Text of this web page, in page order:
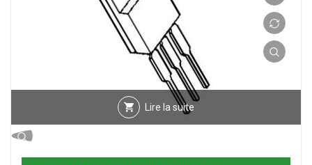
Lire la suite